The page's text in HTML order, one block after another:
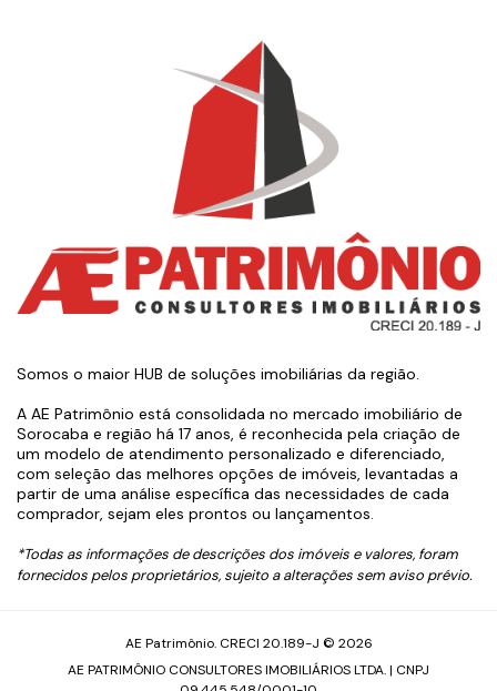
Somos o maior HUB de soluções imobiliárias da região.
A AE Patrimônio está consolidada no mercado imobiliário de
Sorocaba e região há 17 anos, é reconhecida pela criação de
um modelo de atendimento personalizado e diferenciado,
com seleção das melhores opções de imóveis, levantadas a
partir de uma análise específica das necessidades de cada
comprador, sejam eles prontos ou lançamentos.
*Todas as informações de descrições dos imóveis e valores, foram
fornecidos pelos proprietários, sujeito a alterações sem aviso prévio.
AE Patrimônio. CRECI 20.189-J © 2026
AE PATRIMÔNIO CONSULTORES IMOBILIÁRIOS LTDA. | CNPJ